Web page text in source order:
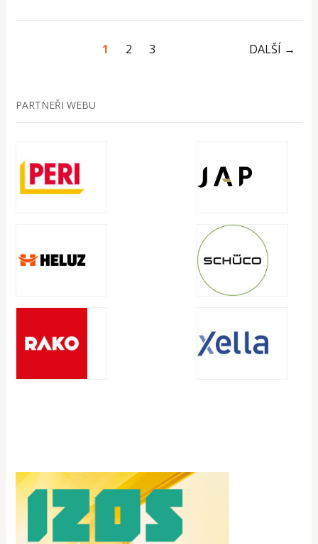
1 2 3 DALŠÍ →
PARTNEŘI WEBU